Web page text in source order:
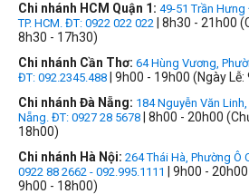
Chi nhánh HCM Quận 1: 49-51 Trần Hưng
TP. HCM. ĐT: 0922 022 022 | 8h30 - 21h00
8h30 - 17h30)
Chi nhánh Cần Thơ: 64 Hùng Vương,
ĐT: 092.2345.488 | 9h00 - 19h00 (Ngày
Chi nhánh Đà Nẵng: 184 Nguyễn Văn
Nẵng. ĐT: 0927 28 5678 | 8h00 - 20h00
18h00)
Chi nhánh Hà Nội: 264 Thái Hà, Phường Ô
0922 88 2662 - 092.995.1111
| 9h00 -
9h00 - 18h00)